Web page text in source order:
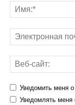
Уведомить меня
Уведомлять меня